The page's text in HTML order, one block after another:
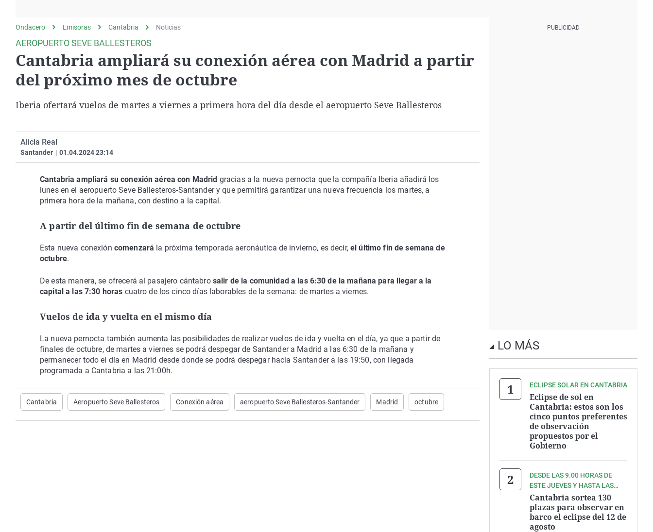
gato
Operación Viuda
Negra
Ondacero Emisoras Cantabria Noticias
AEROPUERTO SEVE BALLESTEROS
Cantabria ampliará su conexión aérea con Madrid a partir
del próximo mes de octubre
Iberia ofertará vuelos de martes a viernes a primera hora del día desde el aeropuerto Seve Ballesteros
Alicia Real
Santander | 01.04.2024 23:14
Cantabria ampliará su conexión aérea con Madrid gracias a la nueva pernocta que la compañía Iberia añadirá los
lunes en el aeropuerto Seve Ballesteros-Santander y que permitirá garantizar una nueva frecuencia los martes, a
primera hora de la mañana, con destino a la capital.
A partir del último fin de semana de octubre
Esta nueva conexión comenzará la próxima temporada aeronáutica de invierno, es decir,el último fin de semana de
octubre.
De esta manera, se ofrecerá al pasajero cántabro salir de la comunidad a las 6:30 de la mañana para llegar a la
capital a las 7:30 horas cuatro de los cinco días laborables de la semana: de martes a viernes.
Vuelos de ida y vuelta en el mismo día
La nueva pernocta también aumenta las posibilidades de realizar vuelos de ida y vuelta en el día, ya que a partir de
finales de octubre, de martes a viernes se podrá despegar de Santander a Madrid a las 6:30 de la mañana y
permanecer todo el día en Madrid desde donde se podrá despegar hacia Santander a las 19:50, con llegada
programada a Cantabria a las 21:00h.
Cantabria Aeropuerto Seve Ballesteros Conexión aérea aeropuerto Seve Ballesteros-Santander Madrid octubre
LO MÁS
ECLIPSE SOLAR EN CANTABRIA
Eclipse de sol en
Cantabria: estos son los
cinco puntos preferentes
de observación
propuestos por el
Gobierno
DESDE LAS 9.00 HORAS DE
ESTE JUEVES Y HASTA LAS
9.00 HORAS DEL VIERNES
Cantabria sortea 130
plazas para observar en
barco el eclipse del 12 de
agosto